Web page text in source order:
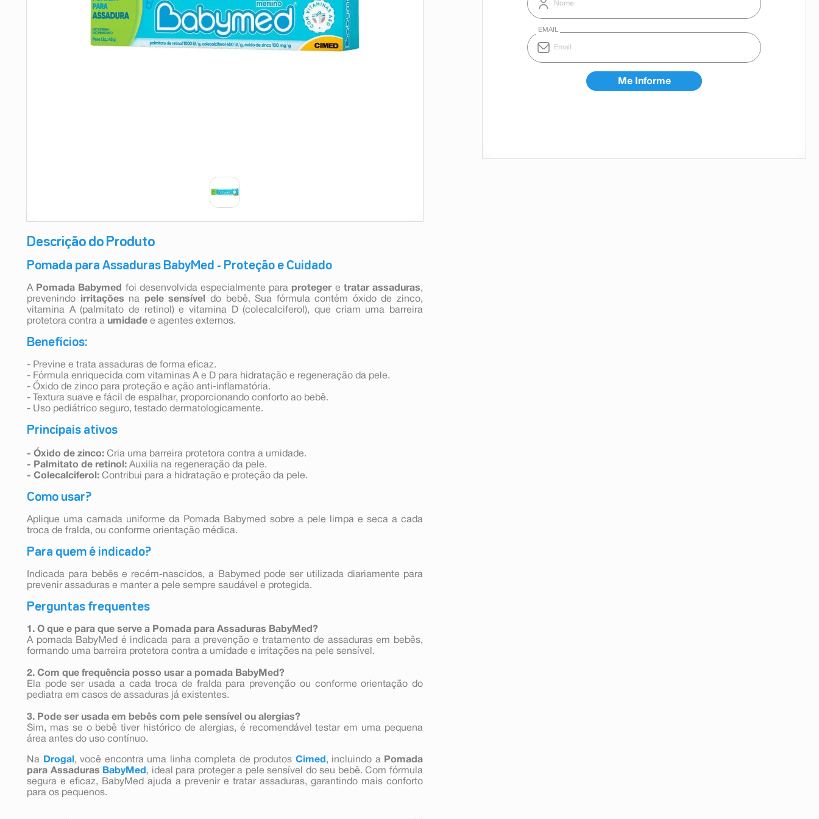
Descrição do Produto
Pomada para Assaduras BabyMed - Proteção e Cuidado
A Pomada Babymed foi desenvolvida especialmente para protegere tratar assaduras,
prevenindo
irritações na pele sensível
do bebê. Sua fórmula contém óxido de zinco,
vitamina A (palmitato de retinol) e vitamina D (colecalciferol), que criam uma barreira
protetora contra a umidade e agentes externos.
Benefícios:
- Previne e trata assaduras de forma eficaz.
- Fórmula enriquecida com vitaminas A e D para hidratação e regeneração da pele.
- Óxido de zinco para proteção e ação anti-inflamatória.
- Textura suave e fácil de espalhar, proporcionando conforto ao bebê.
- Uso pediátrico seguro, testado dermatologicamente.
Princípais ativos
- Óxido de zinco: Cria uma barreira protetora contra a umidade.
- Palmitato de retinol: Auxilia na regeneração da pele.
- Colecalciferol: Contribui para a hidratação e proteção da pele.
Como usar?
Aplique uma camada uniforme da Pomada Babymed sobre a pele limpa e seca a cada
troca de fralda, ou conforme orientação médica.
Para quem é indicado?
Indicada para bebês e recém-nascidos, a Babymed pode ser utilizada diariamente para
prevenir assaduras e manter a pele sempre saudável e protegida.
Perguntas frequentes
1. O que e para que serve a Pomada para Assaduras BabyMed?
A pomada BabyMed é indicada para a prevenção e tratamento de assaduras em bebês,
formando uma barreira protetora contra a umidade e irritações na pele sensível.
2. Com que frequência posso usar a pomada BabyMed?
Ela pode ser usada a cada troca de fralda para prevenção ou conforme orientação do
pediatra em casos de assaduras já existentes.
3. Pode ser usada em bebês com pele sensível ou alergias?
Sim, mas se o bebê tiver histórico de alergias, é recomendável testar em uma pequena
área antes do uso contínuo.
Na Drogal , você encontra uma linha completa de produtos Cimed , incluindo a
Pomada
para Assaduras BabyMed , ideal para proteger a pele sensível do seu bebê. Com fórmula
segura e eficaz, BabyMed ajuda a prevenir e tratar assaduras, garantindo mais conforto
para os pequenos.
9º teste gravidez
10 esmalte